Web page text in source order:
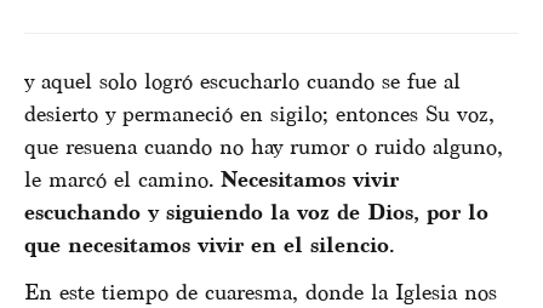
y aquel solo logró escucharlo cuando se fue al
desierto y permaneció en sigilo; entonces Su voz,
que resuena cuando no hay rumor o ruido alguno,
le marcó el camino. Necesitamos vivir
escuchando y siguiendo la voz de Dios, por lo
que necesitamos vivir en el silencio.
En este tiempo de cuaresma, donde la Iglesia nos